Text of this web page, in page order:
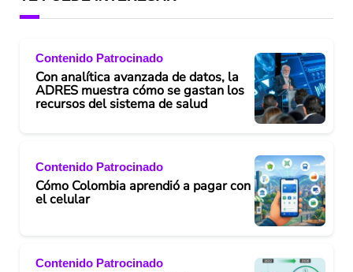
Contenido Patrocinado
Con analítica avanzada de datos, la
ADRES muestra cómo se gastan los
recursos del sistema de salud
Contenido Patrocinado
Cómo Colombia aprendió a pagar con
el celular
Contenido Patrocinado